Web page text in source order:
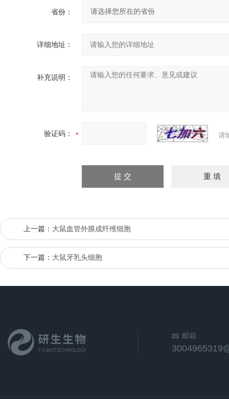
省份：
详细地址：
补充说明：
验证码： 请
上一篇： 大鼠血管外膜成纤维细胞
下一篇： 大鼠牙乳头细胞
邮箱